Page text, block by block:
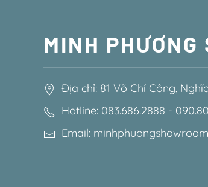
MINH PHƯƠNG
Địa chỉ: 81 Võ Chí Công,
Hotline: 083.686.2888 -
Email: